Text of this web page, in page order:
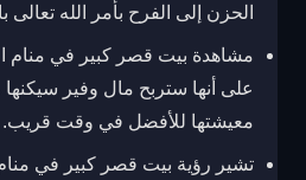
الحزن إلى الفرح بأمر الله تعالى
مشاهدة بيت قصر كبير في منام
على أنها ستربح مال وفير
معيشتها للأفضل في وقت قريب.
تشير رؤية بيت قصر كبير في منام